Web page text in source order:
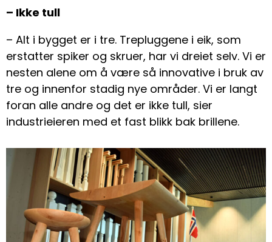
– Ikke tull
– Alt i bygget er i tre. Trepluggene i eik, som
erstatter spiker og skruer, har vi dreiet selv. Vi er
nesten alene om å være så innovative i bruk av
tre og innenfor stadig nye områder. Vi er langt
foran alle andre og det er ikke tull, sier
industrieieren med et fast blikk bak brillene.